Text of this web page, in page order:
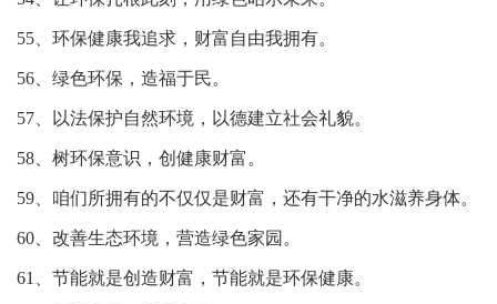
55、环保健康我追求，财富自由我拥有。
56、绿色环保，造福于民。
57、以法保护自然环境，以德建立社会礼貌。
58、树环保意识，创健康财富。
59、咱们所拥有的不仅仅是财富，还有干净的水滋养身体。
60、改善生态环境，营造绿色家园。
61、节能就是创造财富，节能就是环保健康。